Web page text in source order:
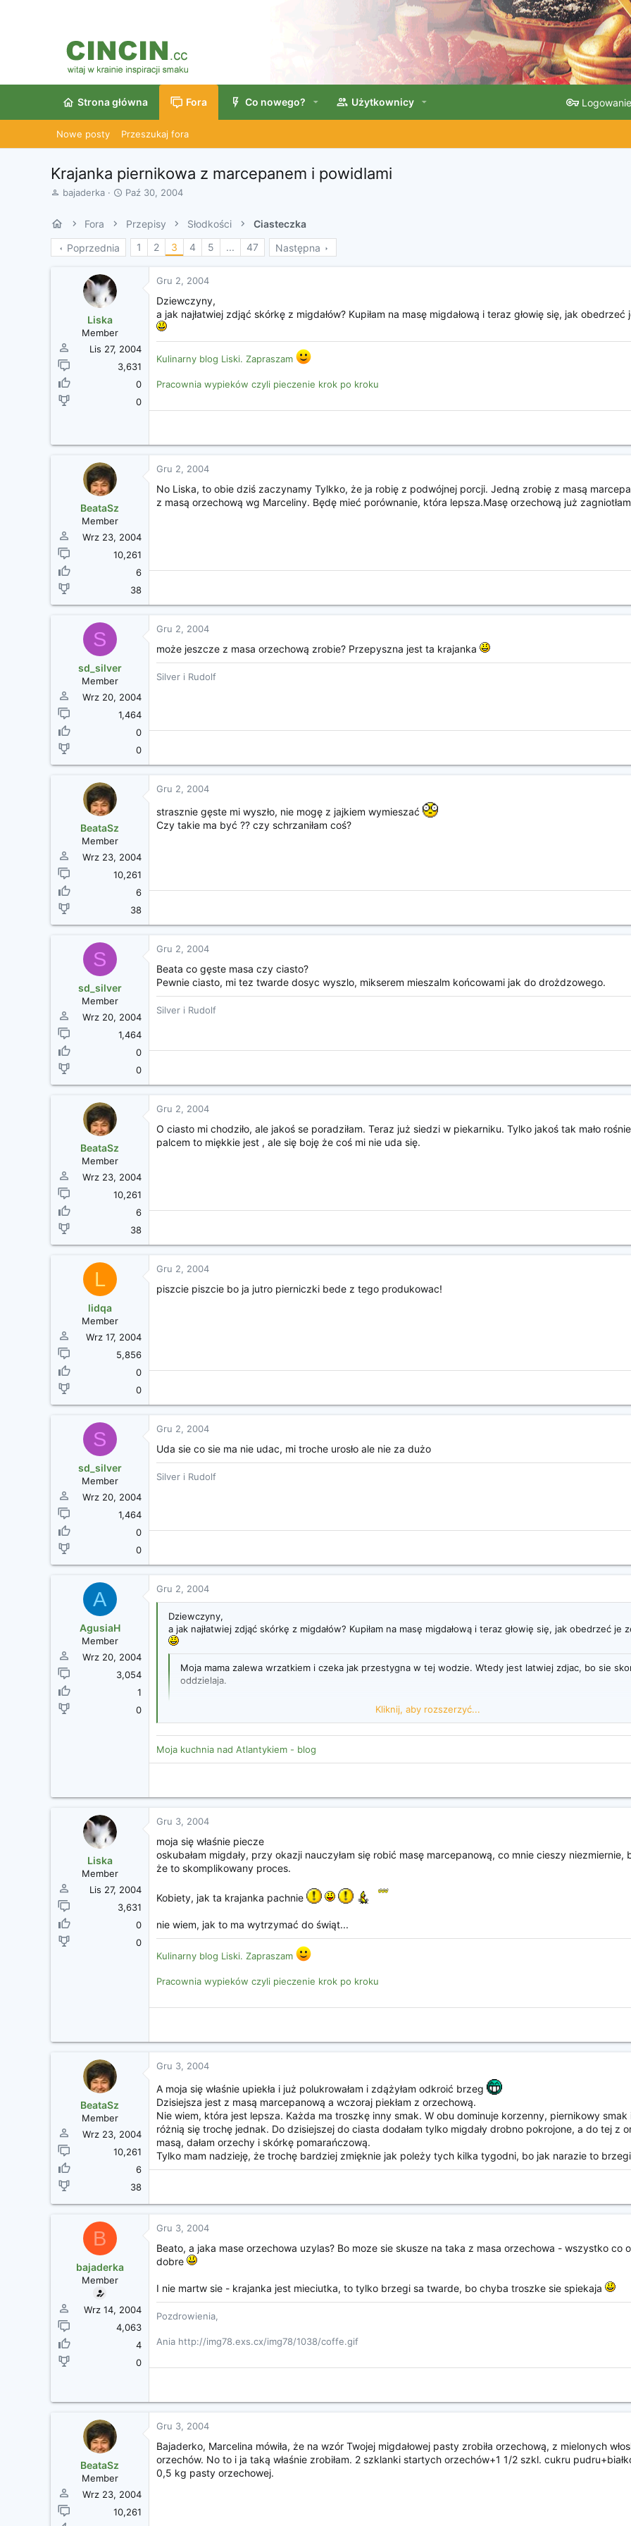
Strona główna Fora Co nowego? Użytkownicy Logowanie
Nowe posty Przeszukaj fora
Krajanka piernikowa z marcepanem i powidlami
A
r
w
bajaderka
D
a
r
o
c
a
Paź 30, 2004
Fora Przepisy Słodkości
Ciasteczka
Poprzednia
1 2 3 4 5 ... 47 Następna
Liska
Member
Lis 27, 2004
3,631
0
0
Gru 2, 2004
Dziewczyny,
a jak najłatwiej zdjąć skórkę z migdałów? Kupiłam na masę migdałową i teraz głowię się, jak obedrzeć
Kulinarny blog Liski. Zapraszam
Pracownia wypieków czyli pieczenie krok po kroku
BeataSz
Member
Wrz 23, 2004
10,261
6
38
Gru 2, 2004
No Liska, to obie dziś zaczynamy Tylkko, że ja robię z podwójnej porcji. Jedną zrobię z masą
z masą orzechową wg Marceliny. Będę mieć porównanie, która lepsza.Masę orzechową już
S
sd_silver
Member
Wrz 20, 2004
1,464
0
0
Gru 2, 2004
może jeszcze z masa orzechową zrobie? Przepyszna jest ta krajanka
Silver i Rudolf
BeataSz
Member
Wrz 23, 2004
10,261
6
38
Gru 2, 2004
strasznie gęste mi wyszło, nie mogę z jajkiem wymieszać
Czy takie ma być ?? czy schrzaniłam coś?
S
sd_silver
Member
Wrz 20, 2004
1,464
0
0
Gru 2, 2004
Beata co gęste masa czy ciasto?
Pewnie ciasto, mi tez twarde dosyc wyszlo, mikserem mieszalm końcowami jak do drożdzowego.
Silver i Rudolf
BeataSz
Member
Wrz 23, 2004
10,261
6
38
Gru 2, 2004
O ciasto mi chodziło, ale jakoś se poradziłam. Teraz już siedzi w piekarniku. Tylko jakoś tak mało
palcem to miękkie jest , ale się boję że coś mi nie uda się.
L
lidqa
Member
Wrz 17, 2004
5,856
0
0
Gru 2, 2004
piszcie piszcie bo ja jutro pierniczki bede z tego produkowac!
S
sd_silver
Member
Wrz 20, 2004
1,464
0
0
Gru 2, 2004
Uda sie co sie ma nie udac, mi troche urosło ale nie za dużo
Silver i Rudolf
A
AgusiaH
Member
Wrz 20, 2004
3,054
1
0
Gru 2, 2004
Dziewczyny,
a jak najłatwiej zdjąć skórkę z migdałów? Kupiłam na masę migdałową i teraz głowię się, jak obedrzeć je
Moja mama zalewa wrzatkiem i czeka jak przestygna w tej wodzie. Wtedy jest latwiej zdjac, bo sie
oddzielaja.
Kurcze znowu poszlam do puszek, pod pretekstem krojenia na mniejsze kawalki takie na jeden kes ...i
dwa podjadlam.
Kliknij, aby rozszerzyć...
Kliknij, aby rozszerzyć...
Moja kuchnia nad Atlantykiem - blog
Liska
Member
Lis 27, 2004
3,631
0
0
Gru 3, 2004
moja się właśnie piecze
oskubałam migdały, przy okazji nauczyłam się robić masę marcepanową, co mnie cieszy niezmiernie,
że to skomplikowany proces.
Kobiety, jak ta krajanka pachnie
nie wiem, jak to ma wytrzymać do świąt...
Kulinarny blog Liski. Zapraszam
Pracownia wypieków czyli pieczenie krok po kroku
BeataSz
Member
Wrz 23, 2004
10,261
6
38
Gru 3, 2004
A moja się właśnie upiekła i już polukrowałam i zdążyłam odkroić brzeg
Dzisiejsza jest z masą marcepanową a wczoraj piekłam z orzechową.
Nie wiem, która jest lepsza. Każda ma troszkę inny smak. W obu dominuje korzenny, piernikowy smak
różnią się trochę jednak. Do dzisiejszej do ciasta dodałam tylko migdały drobno pokrojone, a do tej z
masą, dałam orzechy i skórkę pomarańczową.
Tylko mam nadzieję, że trochę bardziej zmięknie jak poleży tych kilka tygodni, bo jak narazie to
B
bajaderka
Member
Wrz 14, 2004
4,063
4
0
Gru 3, 2004
Beato, a jaka mase orzechowa uzylas? Bo moze sie skusze na taka z masa orzechowa - wszystko co
dobre
I nie martw sie - krajanka jest mieciutka, to tylko brzegi sa twarde, bo chyba troszke sie spiekaja
Pozdrowienia,
Ania http://img78.exs.cx/img78/1038/coffe.gif
BeataSz
Member
Wrz 23, 2004
10,261
Gru 3, 2004
Bajaderko, Marcelina mówiła, że na wzór Twojej migdałowej pasty zrobiła orzechową, z mielonych
orzechów. No to i ja taką właśnie zrobiłam. 2 szklanki startych orzechów+1 1/2 szkl. cukru
0,5 kg pasty orzechowej.